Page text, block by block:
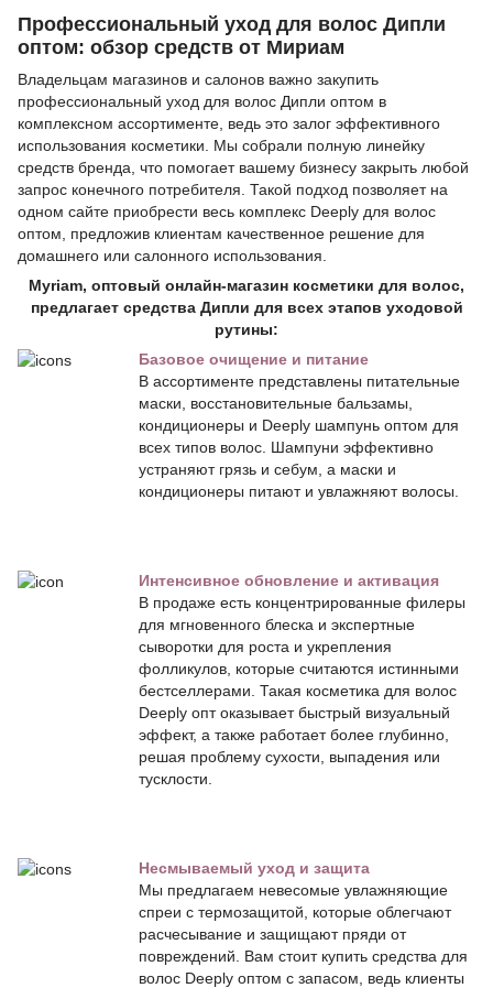
Профессиональный уход для волос Дипли
оптом: обзор средств от Мириам
Владельцам магазинов и салонов важно закупить
профессиональный уход для волос Дипли оптом в
комплексном ассортименте, ведь это залог эффективного
использования косметики. Мы собрали полную линейку
средств бренда, что помогает вашему бизнесу закрыть любой
запрос конечного потребителя. Такой подход позволяет на
одном сайте приобрести весь комплекс Deeply для волос
оптом, предложив клиентам качественное решение для
домашнего или салонного использования.
Myriam, оптовый онлайн-магазин косметики для волос,
предлагает средства Дипли для всех этапов уходовой
рутины:
Базовое очищение и питание
В ассортименте представлены питательные
маски, восстановительные бальзамы,
кондиционеры и Deeply шампунь оптом для
всех типов волос. Шампуни эффективно
устраняют грязь и себум, а маски и
кондиционеры питают и увлажняют волосы.
Интенсивное обновление и активация
В продаже есть концентрированные филеры
для мгновенного блеска и экспертные
сыворотки для роста и укрепления
фолликулов, которые считаются истинными
бестселлерами. Такая косметика для волос
Deeply опт оказывает быстрый визуальный
эффект, а также работает более глубинно,
решая проблему сухости, выпадения или
тусклости.
Несмываемый уход и защита
Мы предлагаем невесомые увлажняющие
спреи с термозащитой, которые облегчают
расчесывание и защищают пряди от
повреждений. Вам стоит купить средства для
волос Deeply оптом с запасом, ведь клиенты